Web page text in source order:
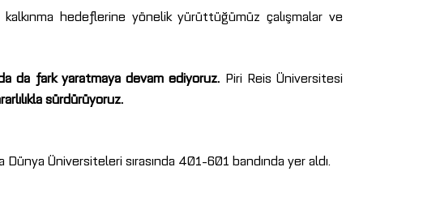
hedeflerine yönelik yürüttüğümüz çalışmalar ve
da fark yaratmaya devam ediyoruz. Piri Reis Üniversitesi
sürdürüyoruz.
Dünya Üniversiteleri sırasında 401-601 bandında yer aldı.